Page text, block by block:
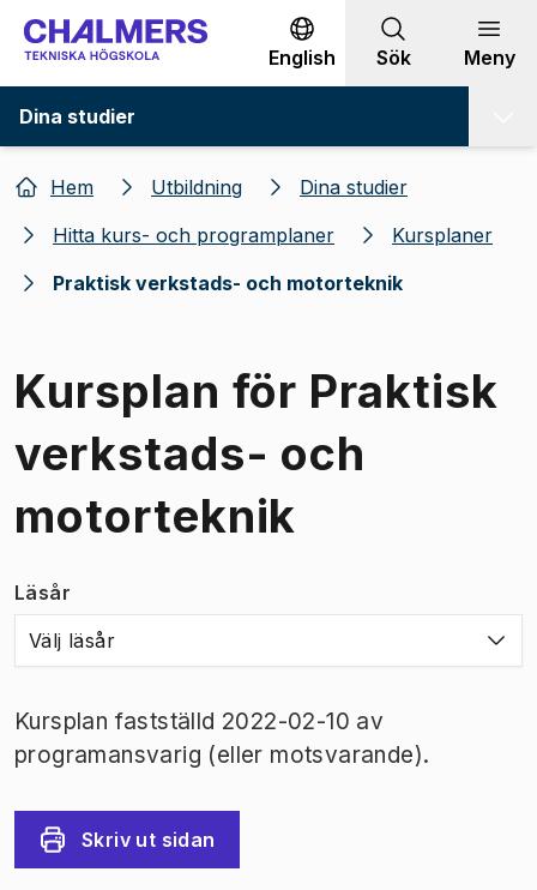
Gå till innehållet
English Sök Meny
Dina studier
Hem Utbildning
Dina studier
Hitta kurs- och programplaner
Kursplaner
Praktisk verkstads- och motorteknik
Kursplan för Praktisk
verkstads- och
motorteknik
Läsår
Välj läsår
Kursplan fastställd 2022-02-10 av
programansvarig (eller motsvarande).
Skriv ut sidan